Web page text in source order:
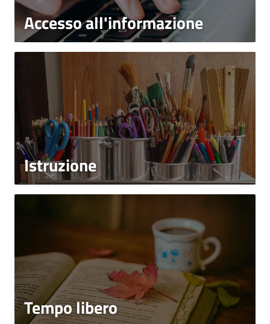
Accesso all'informazione
Istruzione
Tempo libero